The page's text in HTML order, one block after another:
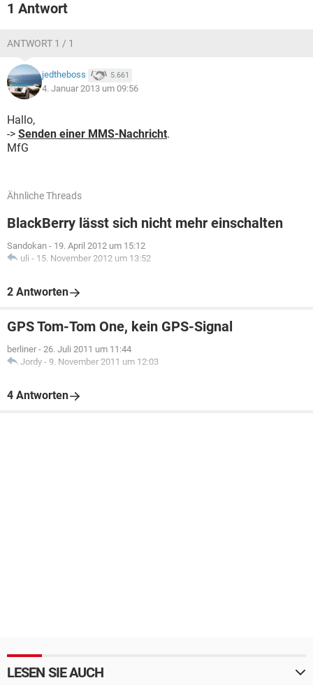
1 Antwort
ANTWORT 1 / 1
jedtheboss 5.661
4. Januar 2013 um 09:56
Hallo,
-> Senden einer MMS-Nachricht.
MfG
Ähnliche Threads
BlackBerry lässt sich nicht mehr einschalten
Sandokan - 19. April 2012 um 15:12
uli - 15. November 2012 um 13:52
2 Antworten
GPS Tom-Tom One, kein GPS-Signal
berliner - 26. Juli 2011 um 11:44
Jordy - 9. November 2011 um 12:03
4 Antworten
LESEN SIE AUCH